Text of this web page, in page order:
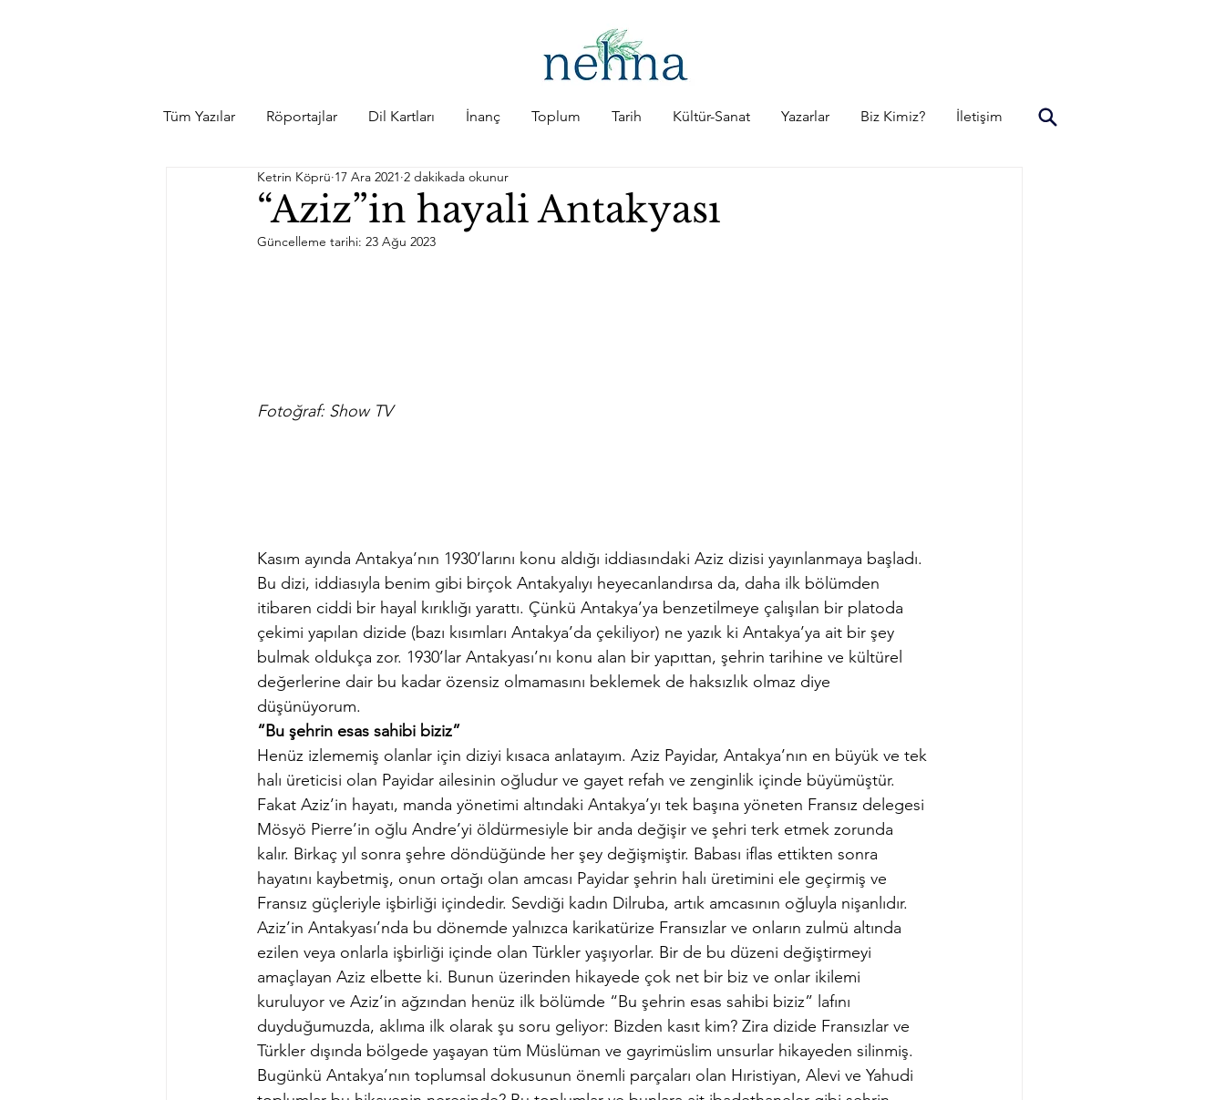
Tüm Yazılar Röportajlar Dil Kartları İnanç Toplum Tarih Kültür-Sanat Yazarlar Biz Kimiz? İletişim
“Aziz”in hayali Antakyası
Ketrin Köprü 17 Ara 2021 2 dakikada okunur
Güncelleme tarihi: 23 Ağu 2023
Fotoğraf: Show TV
Kasım ayında Antakya’nın 1930’larını konu aldığı iddiasındaki Aziz dizisi yayınlanmaya başladı.
Bu dizi, iddiasıyla benim gibi birçok Antakyalıyı heyecanlandırsa da, daha ilk bölümden
itibaren ciddi bir hayal kırıklığı yarattı. Çünkü Antakya’ya benzetilmeye çalışılan bir platoda
çekimi yapılan dizide (bazı kısımları Antakya’da çekiliyor) ne yazık ki Antakya’ya ait bir şey
bulmak oldukça zor. 1930’lar Antakyası’nı konu alan bir yapıttan, şehrin tarihine ve kültürel
değerlerine dair bu kadar özensiz olmamasını beklemek de haksızlık olmaz diye
düşünüyorum.
“Bu şehrin esas sahibi biziz”
Henüz izlememiş olanlar için diziyi kısaca anlatayım. Aziz Payidar, Antakya’nın en büyük ve tek
halı üreticisi olan Payidar ailesinin oğludur ve gayet refah ve zenginlik içinde büyümüştür.
Fakat Aziz’in hayatı, manda yönetimi altındaki Antakya’yı tek başına yöneten Fransız delegesi
Mösyö Pierre’in oğlu Andre’yi öldürmesiyle bir anda değişir ve şehri terk etmek zorunda
kalır. Birkaç yıl sonra şehre döndüğünde her şey değişmiştir. Babası iflas ettikten sonra
hayatını kaybetmiş, onun ortağı olan amcası Payidar şehrin halı üretimini ele geçirmiş ve
Fransız güçleriyle işbirliği içindedir. Sevdiği kadın Dilruba, artık amcasının oğluyla nişanlıdır.
Aziz’in Antakyası’nda bu dönemde yalnızca karikatürize Fransızlar ve onların zulmü altında
ezilen veya onlarla işbirliği içinde olan Türkler yaşıyorlar. Bir de bu düzeni değiştirmeyi
amaçlayan Aziz elbette ki. Bunun üzerinden hikayede çok net bir biz ve onlar ikilemi
kuruluyor ve Aziz’in ağzından henüz ilk bölümde “Bu şehrin esas sahibi biziz” lafını
duyduğumuzda, aklıma ilk olarak şu soru geliyor: Bizden kasıt kim? Zira dizide Fransızlar ve
Türkler dışında bölgede yaşayan tüm Müslüman ve gayrimüslim unsurlar hikayeden silinmiş.
Bugünkü Antakya’nın toplumsal dokusunun önemli parçaları olan Hıristiyan, Alevi ve Yahudi